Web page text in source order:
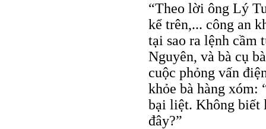
“Theo lời ông Lý
kể trên,... công an
tại sao ra lệnh cầm
Nguyên, và bà cụ
cuộc phỏng vấn
khỏe bà hàng xóm:
bại liệt. Không biết
đây?”